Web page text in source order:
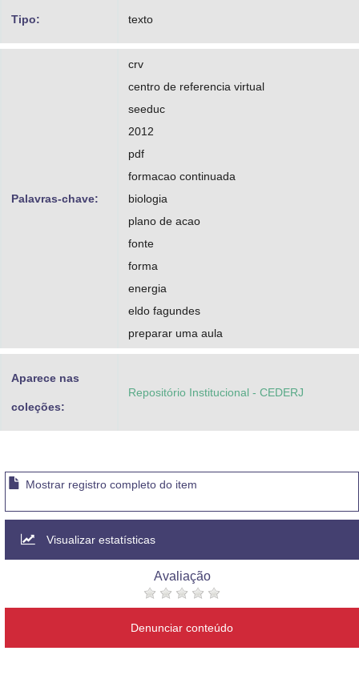
Tipo: texto
Palavras-chave:
crv
centro de referencia virtual
seeduc
2012
pdf
formacao continuada
biologia
plano de acao
fonte
forma
energia
eldo fagundes
preparar uma aula
Aparece nas
coleções:
Repositório Institucional - CEDERJ
Mostrar registro completo do item
Visualizar estatísticas
Avaliação
Denunciar conteúdo